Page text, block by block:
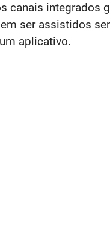
canais integrados
ser assistidos
aplicativo.